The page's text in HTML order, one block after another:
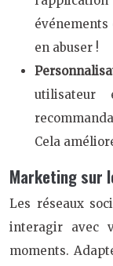
événements
en abuser !
Cela
Marketing sur
Les réseaux
interagir avec
moments.